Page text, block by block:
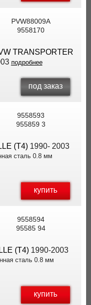
PVW88009A
9558170
TRANSPORTER
подробнее
под заказ
9558593
955859 3
(T4) 1990- 2003
сталь 0.8 мм
купить
9558594
95585 94
(T4) 1990-2003
сталь 0.8 мм
купить